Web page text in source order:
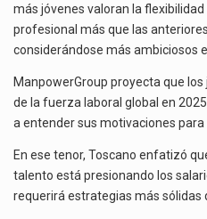
más jóvenes valoran la
profesional más que las
considerándose más ambiciosos
ManpowerGroup proyecta que
de la fuerza laboral global en
a entender sus motivaciones
En ese tenor, Toscano enfatizó
talento está presionando los
requerirá estrategias más sólidas